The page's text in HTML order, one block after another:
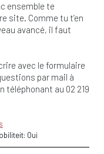
ensemble te
site. Comme tu t’en
avancé, il faut
avec le formulaire
par mail à
téléphonant au 02 219
Oui